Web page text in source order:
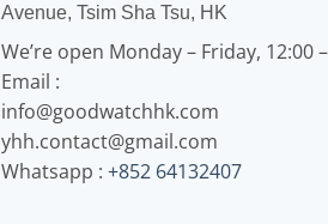
Avenue, Tsim Sha Tsu, HK
We’re open Monday – Friday, 12:00
Email :
info@goodwatchhk.com
yhh.contact@gmail.com
Whatsapp : +852 64132407